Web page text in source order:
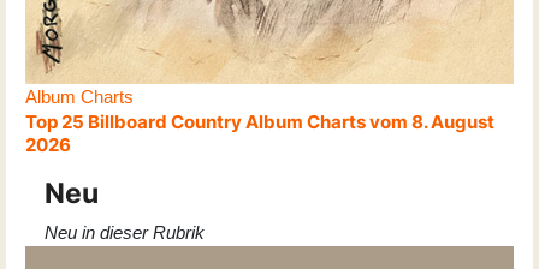
Album Charts
Top 25 Billboard Country Album Charts vom 8. August
2026
Neu
Neu in dieser Rubrik